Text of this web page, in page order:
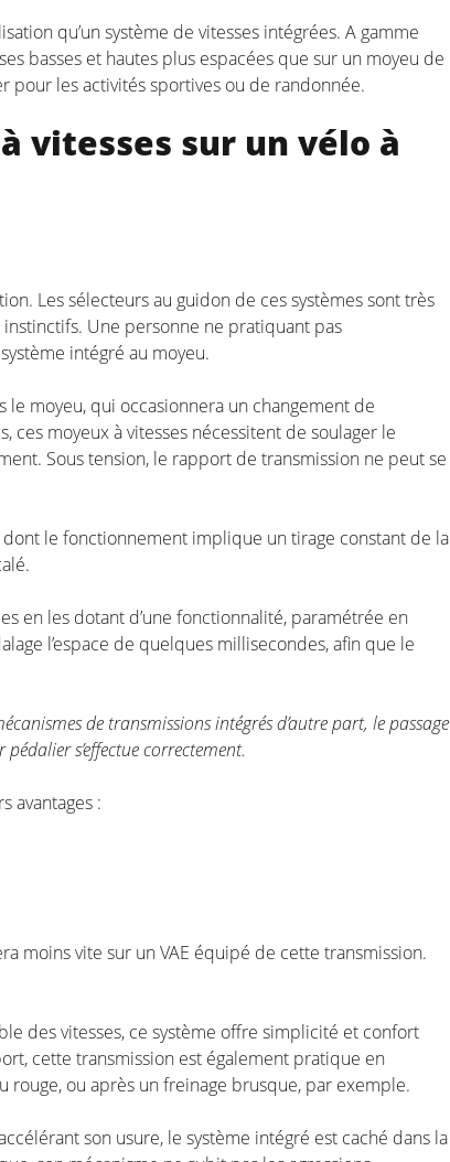
qu’un système de vitesses intégrées. A gamme
basses et hautes plus espacées que sur un moyeu de
pour les activités sportives ou de randonnée.
vitesses sur un vélo à
Les sélecteurs au guidon de ces systèmes sont très
Une personne ne pratiquant pas
intégré au moyeu.
le moyeu, qui occasionnera un changement de
moyeux à vitesses nécessitent de soulager le
Sous tension, le rapport de transmission ne peut se
le fonctionnement implique un tirage constant de la
en les dotant d’une fonctionnalité, paramétrée en
l’espace de quelques millisecondes, afin que le
de transmissions intégrés d’autre part, le passage
s’effectue correctement.
avantages :
moins vite sur un VAE équipé de cette transmission.
des vitesses, ce système offre simplicité et confort
cette transmission est également pratique en
rouge, ou après un freinage brusque, par exemple.
son usure, le système intégré est caché dans la